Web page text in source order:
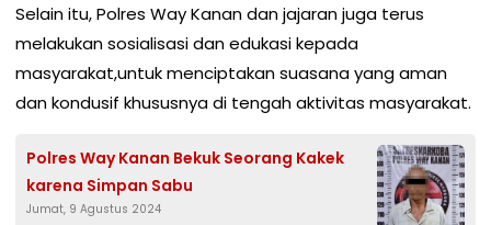
Selain itu, Polres Way Kanan dan jajaran juga terus
melakukan sosialisasi dan edukasi kepada
masyarakat,untuk menciptakan suasana yang aman
dan kondusif khususnya di tengah aktivitas masyarakat.
Polres Way Kanan Bekuk Seorang Kakek
karena Simpan Sabu
Jumat, 9 Agustus 2024